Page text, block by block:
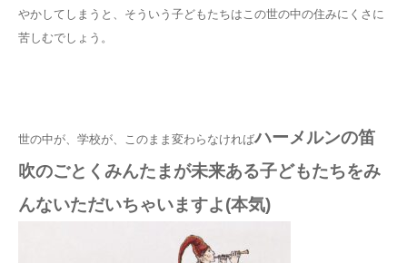
やかしてしまうと、そういう子どもたちはこの世の中の住みにくさに
苦しむでしょう。
世の中が、学校が、このまま変わらなければハーメルンの笛
吹のごとくみんたまが未来ある子どもたちをみ
んないただいちゃいますよ(本気)